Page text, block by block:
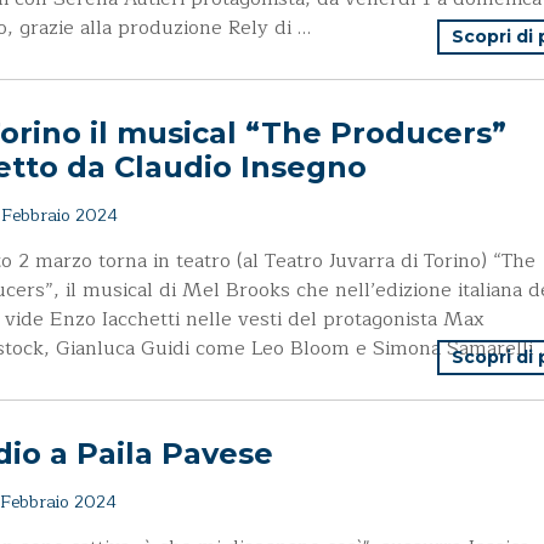
grazie alla produzione Rely di …
Scopri di
il musical “The Producers”
da Claudio Insegno
2024
2 marzo torna in teatro (al Teatro Juvarra di Torino) “The
il musical di Mel Brooks che nell’edizione italiana
Enzo Iacchetti nelle vesti del protagonista Max
Gianluca Guidi come Leo Bloom e Simona Samarelli
Scopri di
a Paila Pavese
2024